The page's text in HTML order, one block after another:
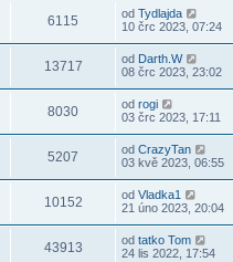
6115 od Tydlajda
10 črc 2023, 07:24
13717 od Darth.W
08 črc 2023, 23:02
8030 od rogi
03 črc 2023, 17:11
5207 od CrazyTan
03 kvě 2023, 06:55
10152 od Vladka1
21 úno 2023, 20:04
43913 od tatko Tom
24 lis 2022, 17:54